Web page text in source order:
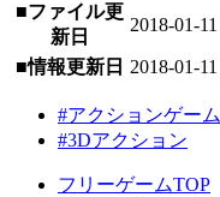
■ファイル更
新日
2018-01-11
■情報更新日 2018-01-11
#アクションゲーム
#3Dアクション
フリーゲームTOP